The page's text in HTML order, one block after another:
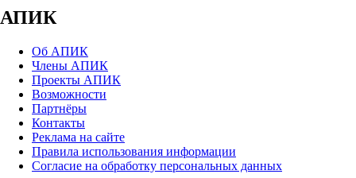
АПИК
Об АПИК
Члены АПИК
Проекты АПИК
Возможности
Партнёры
Контакты
Реклама на сайте
Правила использования информации
Согласие на обработку персональных данных